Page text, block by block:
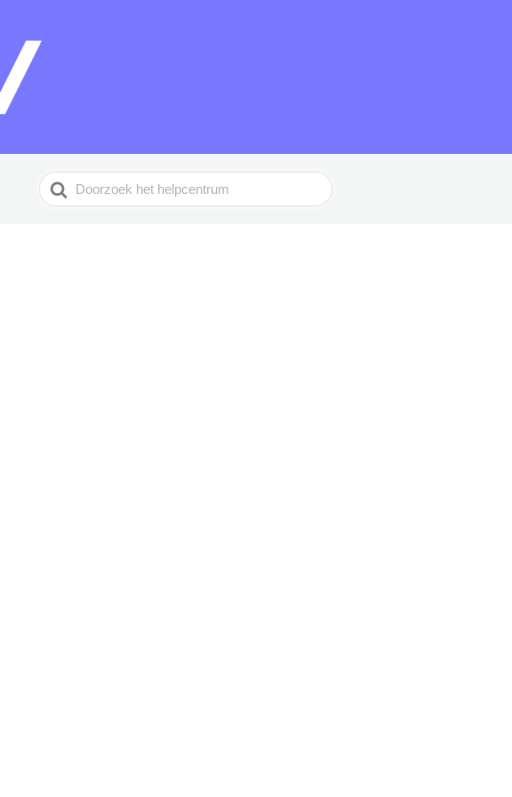
Search
For